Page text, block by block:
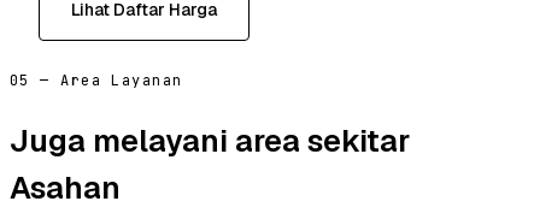
Lihat Daftar Harga
05 — Area Layanan
Juga melayani area sekitar
Asahan